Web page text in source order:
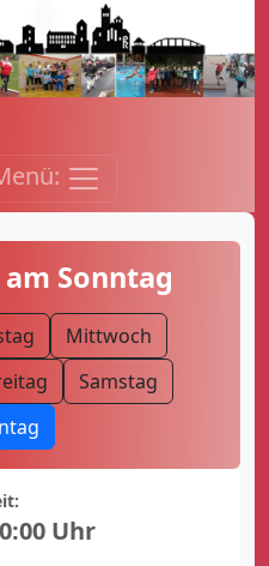
Sonntag
Mittwoch
Samstag
Uhr